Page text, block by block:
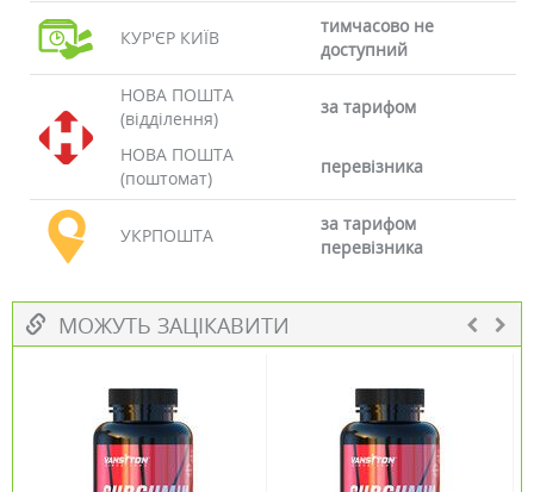
КУР'ЄР КИЇВ
тимчасово не
доступний
НОВА ПОШТА
(відділення)
за тарифом
НОВА ПОШТА
(поштомат)
перевізника
УКРПОШТА
за тарифом
перевізника
МОЖУТЬ ЗАЦІКАВИТИ